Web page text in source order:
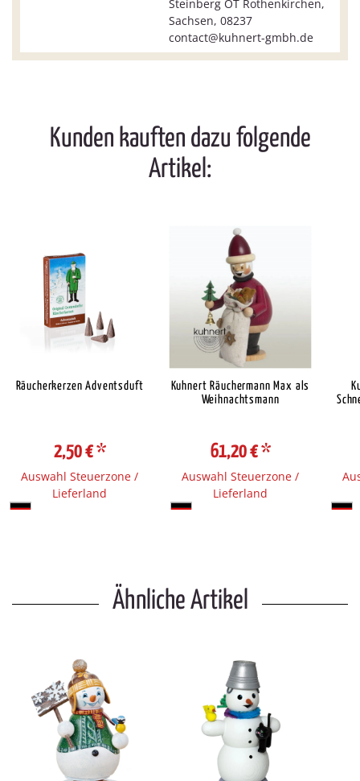
Steinberg OT Rothenkirchen,
Sachsen, 08237
contact@kuhnert-gmbh.de
Kunden kauften dazu folgende
Artikel:
Räucherkerzen Adventsduft
2,50 €*
Auswahl Steuerzone /
Lieferland
Kuhnert Räuchermann Max als
Weihnachtsmann
61,20 €*
Auswahl Steuerzone /
Lieferland
Ähnliche Artikel